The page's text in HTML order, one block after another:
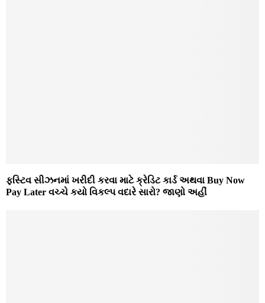
ફસ્ટિવ સીઝનમાં ખરીદી કરવા માટે ક્રેડિટ કાર્ડ અથવા Buy Now
Pay Later વચ્ચે કયો વિકલ્પ વદારે સારો? જાણો અહીં